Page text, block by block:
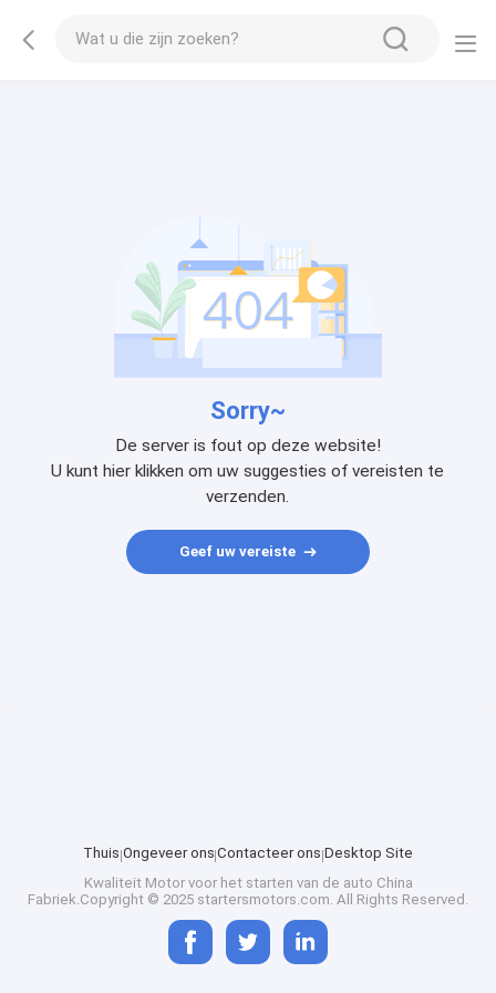
Sorry~
De server is fout op deze website!
U kunt hier klikken om uw suggesties of vereisten te
verzenden.
Geef uw vereiste
Thuis Ongeveer ons Contacteer ons Desktop Site
Kwaliteit Motor voor het starten van de auto China
Fabriek.Copyright © 2025 startersmotors.com. All Rights Reserved.